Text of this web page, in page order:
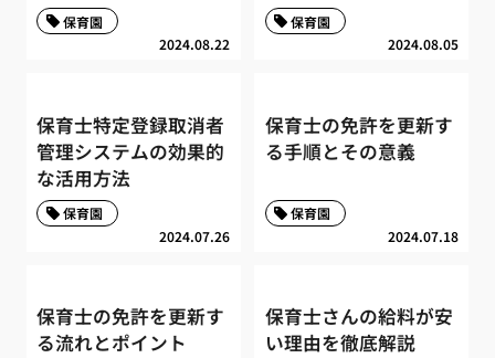
2024.08.22
保育園
2024.08.05
保育園
保育士特定登録取消者
管理システムの効果的
な活用方法
2024.07.26
保育園
保育士の免許を更新す
る手順とその意義
2024.07.18
保育園
保育士の免許を更新す
る流れとポイント
保育士さんの給料が安
い理由を徹底解説